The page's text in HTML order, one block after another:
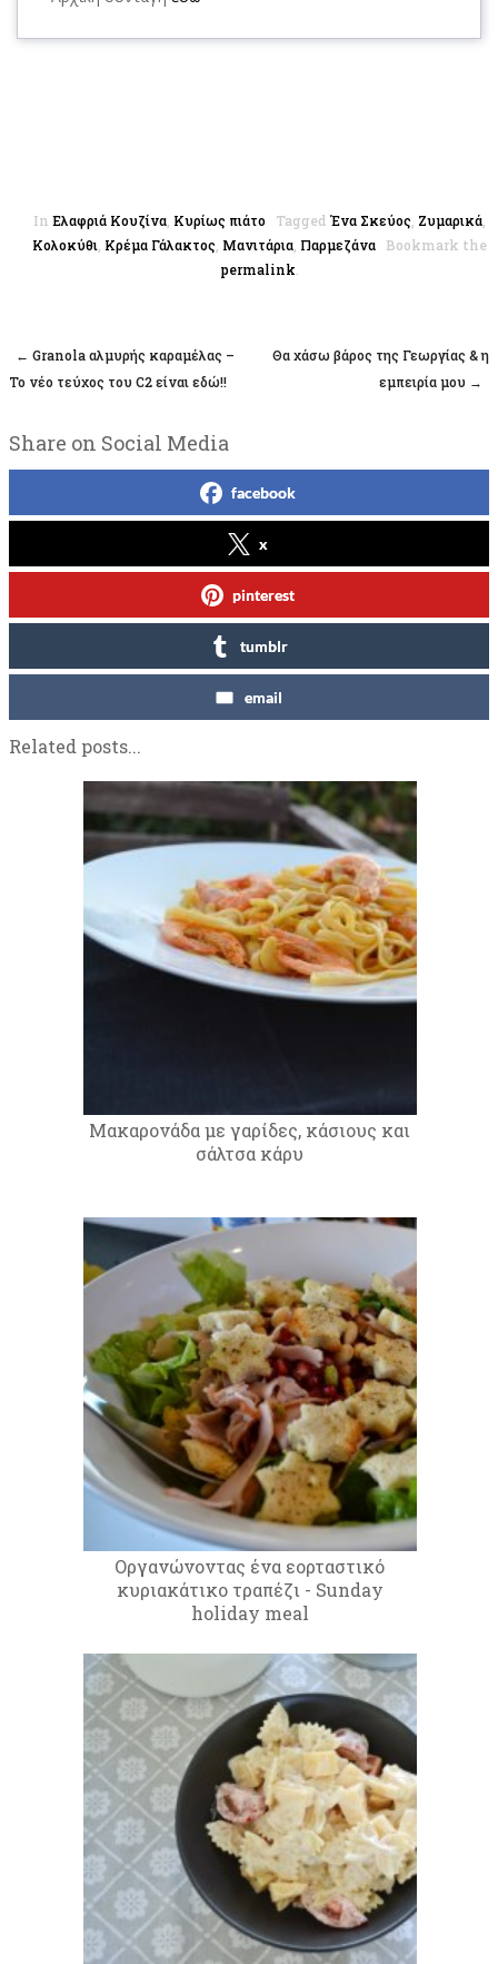
In Ελαφριά Κουζίνα, Κυρίως πιάτοTagged Ένα Σκεύος, Ζυμαρικά,
Κολοκύθι, Κρέμα Γάλακτος, Μανιτάρια, ΠαρμεζάναBookmark the
permalink
Post navigation
← Granola αλμυρής καραμέλας –
To νέο τεύχος του C2 είναι εδώ!!
Θα χάσω βάρος της Γεωργίας & η
εμπειρία μου →
Share on Social Media
facebook
x
pinterest
tumblr
email
Related posts...
Μακαρονάδα με γαρίδες, κάσιους και
σάλτσα κάρυ
Οργανώνοντας ένα εορταστικό
κυριακάτικο τραπέζι - Sunday
holiday meal